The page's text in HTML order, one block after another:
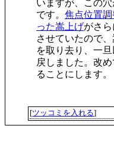
いますが、この穴
です。 焦点位置
った嵩上げがさ
させていたので
を取り去り、一
戻しました。改
ることにします。
[ツッコミを入れる]